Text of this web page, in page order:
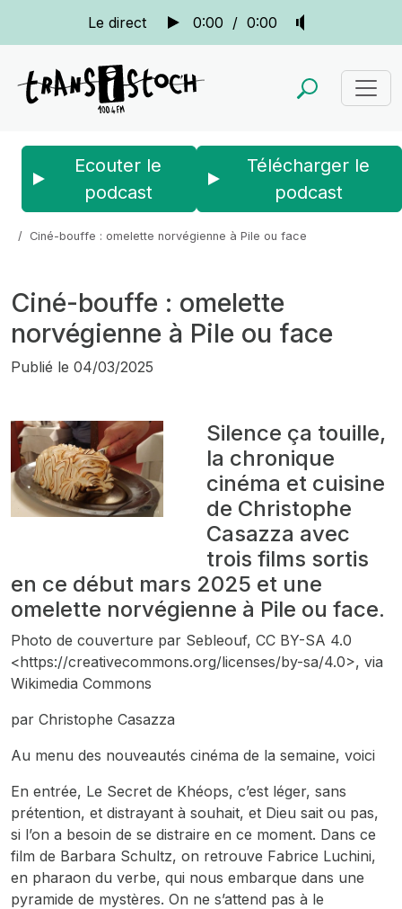
Le direct 0:00 / 0:00
Ecouter le
podcast
Télécharger le
podcast
Ciné-bouffe : omelette norvégienne à Pile ou face
Ciné-bouffe : omelette
norvégienne à Pile ou face
Publié le 04/03/2025
Silence ça touille,
la chronique
cinéma et cuisine
de Christophe
Casazza avec
trois films sortis
en ce début mars 2025 et une
omelette norvégienne à Pile ou face.
Photo de couverture par Sebleouf, CC BY-SA 4.0
<https://creativecommons.org/licenses/by-sa/4.0>, via
Wikimedia Commons
par Christophe Casazza
Au menu des nouveautés cinéma de la semaine, voici
En entrée, Le Secret de Khéops, c’est léger, sans
prétention, et distrayant à souhait, et Dieu sait ou pas,
si l’on a besoin de se distraire en ce moment. Dans ce
film de Barbara Schultz, on retrouve Fabrice Luchini,
en pharaon du verbe, qui nous embarque dans une
pyramide de mystères. On ne s’attend pas à le